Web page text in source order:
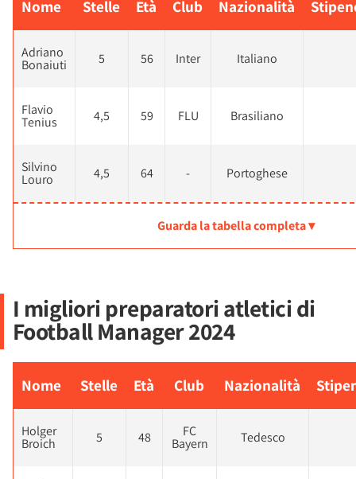
Nome Stelle Età Club Nazionalità
Adriano
Bonaiuti 5 56 Inter Italiano
Flavio
Tenius 4,5 59 FLU Brasiliano
Silvino
Louro 4,5 64 - Portoghese
Guarda la tabella completa ▾
I migliori preparatori atletici di
Football Manager 2024
Nome Stelle Età Club Nazionalità
Holger
Broich 5 48 FC
Bayern Tedesco